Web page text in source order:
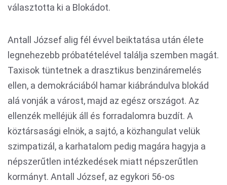
választotta ki a Blokádot.
Antall József alig fél évvel beiktatása után élete
legnehezebb próbatételével találja szemben magát.
Taxisok tüntetnek a drasztikus benzináremelés
ellen, a demokráciából hamar kiábrándulva blokád
alá vonják a várost, majd az egész országot. Az
ellenzék melléjük áll és forradalomra buzdít. A
köztársasági elnök, a sajtó, a közhangulat velük
szimpatizál, a karhatalom pedig magára hagyja a
népszerűtlen intézkedések miatt népszerűtlen
kormányt. Antall József, az egykori 56-os